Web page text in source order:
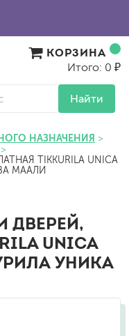
Найти
КОРЗИНА
Итого: 0 ₽
НАЗНАЧЕНИЯ
TIKKURILA UNICA
МААЛИ
ДВЕРЕЙ,
UNICA
УНИКА